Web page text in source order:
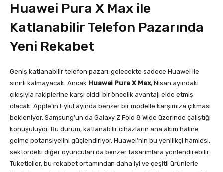
Huawei Pura X Max ile
Katlanabilir Telefon Pazarında
Yeni Rekabet
Geniş katlanabilir telefon pazarı, gelecekte sadece Huawei ile
sınırlı kalmayacak. Ancak Huawei Pura X Max, Nisan ayındaki
çıkışıyla rakiplerine karşı ciddi bir öncelik avantajı elde etmiş
olacak. Apple’ın Eylül ayında benzer bir modelle karşımıza çıkması
bekleniyor. Samsung’un da Galaxy Z Fold 8 Wide üzerinde çalıştığı
konuşuluyor. Bu durum, katlanabilir cihazların ana akım haline
gelme potansiyelini güçlendiriyor. Huawei’nin bu yenilikçi hamlesi,
sektördeki diğer oyuncuları da benzer tasarımlara yönlendirebilir.
Tüketiciler, bu rekabet ortamından daha iyi ve çeşitli ürünlerle